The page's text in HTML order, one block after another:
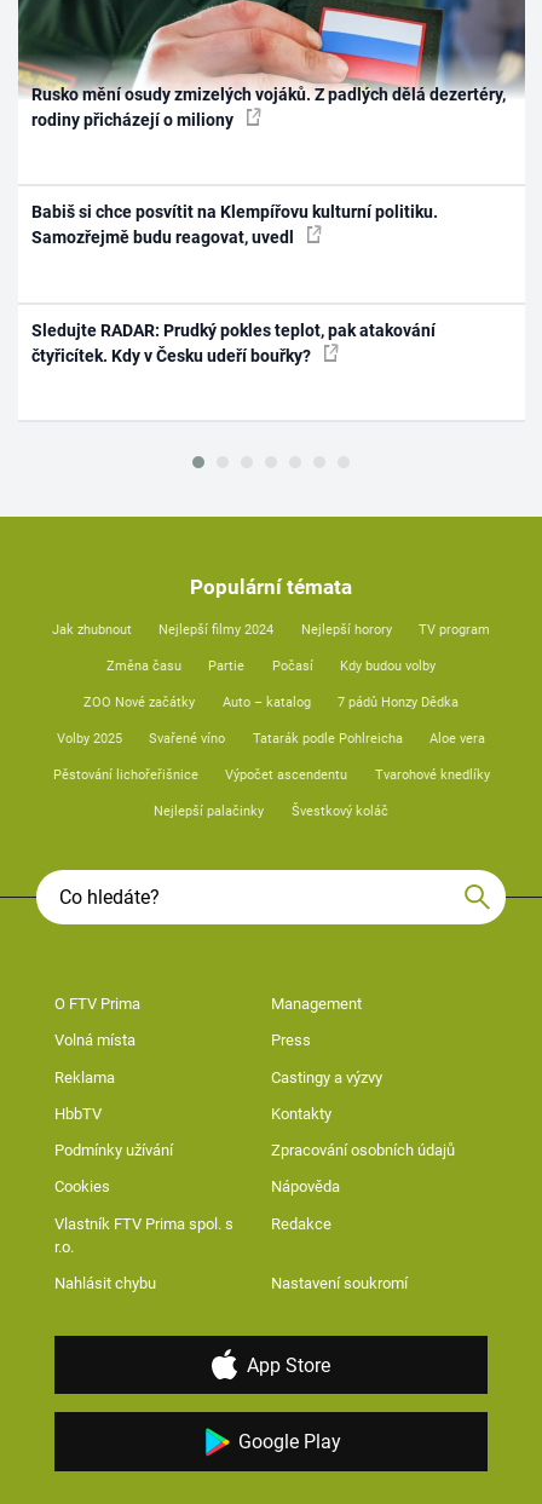
Rusko mění osudy zmizelých vojáků. Z padlých dělá dezertéry,
rodiny přicházejí o miliony
Babiš si chce posvítit na Klempířovu kulturní politiku.
Samozřejmě budu reagovat, uvedl
Sledujte RADAR: Prudký pokles teplot, pak atakování
čtyřicítek. Kdy v Česku udeří bouřky?
Populární témata
Jak zhubnout Nejlepší filmy 2024 Nejlepší horory TV program
Změna času Partie Počasí Kdy budou volby
ZOO Nové začátky Auto – katalog 7 pádů Honzy Dědka
Volby 2025 Svařené víno Tatarák podle Pohlreicha Aloe vera
Pěstování lichořeřišnice Výpočet ascendentu Tvarohové knedlíky
Nejlepší palačinky Švestkový koláč
O FTV Prima Management
Volná místa Press
Reklama Castingy a výzvy
HbbTV Kontakty
Podmínky užívání Zpracování osobních údajů
Cookies Nápověda
Vlastník FTV Prima spol. s
r.o.
Redakce
Nahlásit chybu Nastavení soukromí
App Store
Google Play